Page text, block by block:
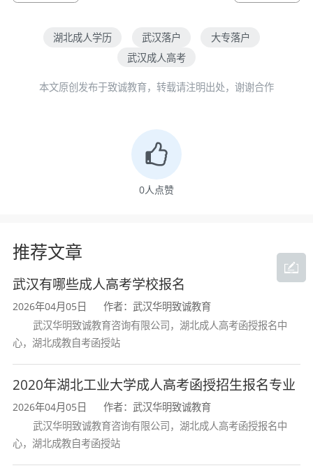
定》，办理国家、省、市评定的高层次人才，中
级、高级专业技术人才，高技能人才落户。（记
者饶纯武、通讯员陈龙、王威）
成人高考
成人高考网上报名入口
武汉成人高考报名中心
成人高考函授报名中心
湖北省成人高考报名
湖北成人学历 武汉落户
大专落户
武汉成人高考
本文原创发布于致诚教育，转载请注明出处，谢谢合作
0人点赞
推荐文章
武汉有哪些成人高考学校报名
2026年04月05日
作者：武汉华明致诚教育
武汉华明致诚教育咨询有限公司，湖北成人高考函授报名中
心，湖北成教自考函授站
2020年湖北工业大学成人高考函授招生报名专业
2026年04月05日
作者：武汉华明致诚教育
武汉华明致诚教育咨询有限公司，湖北成人高考函授报名中
心，湖北成教自考函授站